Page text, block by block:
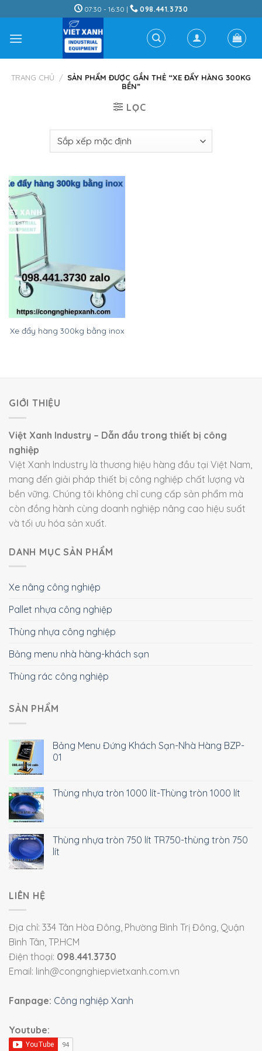
to
content
07:30 - 16:30 | 098.441.3730
TRANG CHỦ / SẢN PHẨM ĐƯỢC GẮN THẺ “XE ĐẨY HÀNG 300KG
BỀN”
LỌC
Xe đẩy hàng 300kg bằng inox
GIỚI THIỆU
Việt Xanh Industry – Dẫn đầu trong thiết bị công
nghiệp
Việt Xanh Industry là thương hiệu hàng đầu tại Việt Nam,
mang đến giải pháp thiết bị công nghiệp chất lượng và
bền vững. Chúng tôi không chỉ cung cấp sản phẩm mà
còn đồng hành cùng doanh nghiệp nâng cao hiệu suất
và tối ưu hóa sản xuất.
DANH MỤC SẢN PHẨM
Xe nâng công nghiệp
Pallet nhựa công nghiệp
Thùng nhựa công nghiệp
Bảng menu nhà hàng-khách sạn
Thùng rác công nghiệp
SẢN PHẨM
Bảng Menu Đứng Khách Sạn-Nhà Hàng BZP-
01
Thùng nhựa tròn 1000 lít-Thùng tròn 1000 lít
Thùng nhựa tròn 750 lít TR750-thùng tròn 750
lít
LIÊN HỆ
Địa chỉ: 334 Tân Hòa Đông, Phường Bình Trị Đông, Quận
Bình Tân, TP.HCM
Điện thoại: 098.441.3730
Email: linh@congnghiepvietxanh.com.vn
Fanpage: Công nghiệp Xanh
Youtube: